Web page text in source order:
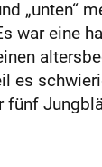
„unten“
war eine
es